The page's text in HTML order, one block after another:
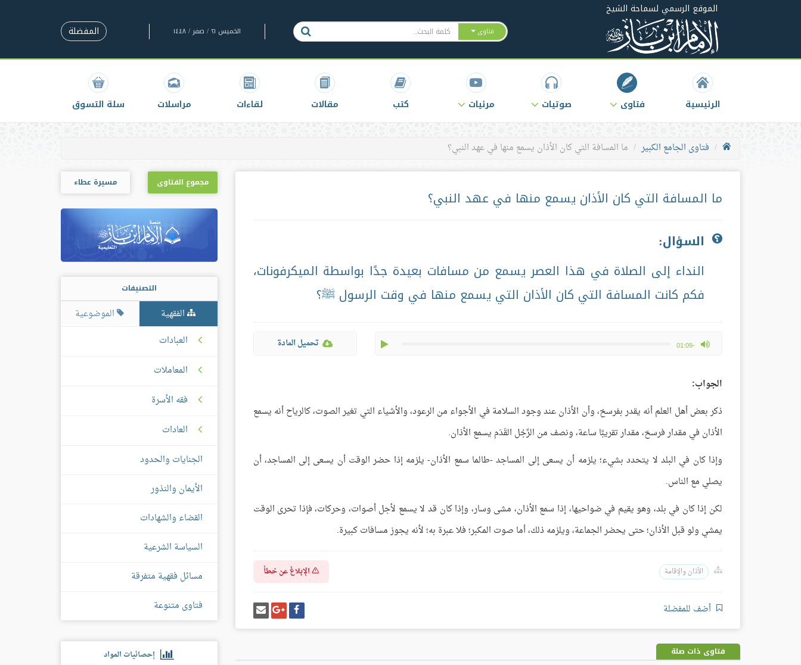
الموقع الرسمي لسماحة الشيخ
فتاوى الخميس ٢١ / صفر / ١٤٤٨ المفضلة
الرئيسية فتاوى صوتيات مرئيات كتب مقالات لقاءات مراسلات سلة التسوق
فتاوى الجامع الكبير ما المسافة التي كان الأذان يسمع منها في عهد النبي؟
ما المسافة التي كان الأذان يسمع منها في عهد النبي؟
السؤال:
النداء إلى الصلاة في هذا العصر يسمع من مسافات بعيدة جدًا بواسطة الميكرفونات،
فكم كانت المسافة التي كان الأذان التي يسمع منها في وقت الرسول ﷺ؟
-01:09
max volume تحميل المادة
الجواب:
ذكر بعض أهل العلم أنه يقدر بفرسخ، وأن الأذان عند وجود السلامة في الأجواء من الرعود، والأشياء التي تغير الصوت، كالرياح أنه يسمع
الأذان في مقدار فرسخ، مقدار تقريبًا ساعة، ونصف من الرِّجْل القَدَم يسمع الأذان.
وإذا كان في البلد لا يتحدد بشيء؛ يلزمه أن يسعى إلى المساجد -طالما سمع الأذان- يلزمه إذا حضر الوقت أن يسعى إلى المساجد، أن
يصلي مع الناس.
لكن إذا كان في بلد، وهو يقيم في ضواحيها، إذا سمع الأذان، مشى وسار، وإذا كان قد لا يسمع لأجل أصوات، وحركات، فإذا تحرى الوقت
يمشي ولو قبل الأذان؛ حتى يحضر الجماعة، ويلزمه ذلك، أما صوت المكبر؛ فلا عبرة به؛ لأنه يجوز مسافات كبيرة.
الأذان والإقامة الإبلاغ عن خطأ
أضف للمفضلة شارك
على
فيسبوك
شارك
على
غوغل
بلس
إرسل
إيميل
فتاوى ذات صلة
مجموع الفتاوى مسيرة عطاء
التصنيفات
الفقهية
الموضوعية
العبادات
المعاملات
فقه الأسرة
العادات
الجنايات والحدود
الأيمان والنذور
القضاء والشهادات
السياسة الشرعية
مسائل فقهية متفرقة
فتاوى متنوعة
إحصائيات المواد